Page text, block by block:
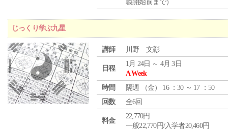
義開始前まで）
じっくり学ぶ九星
講師 川野 文彰
日程
1月 24日 ～ 4月 3日
A Week
時間
隔週 （金） 16 ：30 ～ 17 ：50
回数
全6回
料金
22,770円
一般22,770円/入学者20,460円